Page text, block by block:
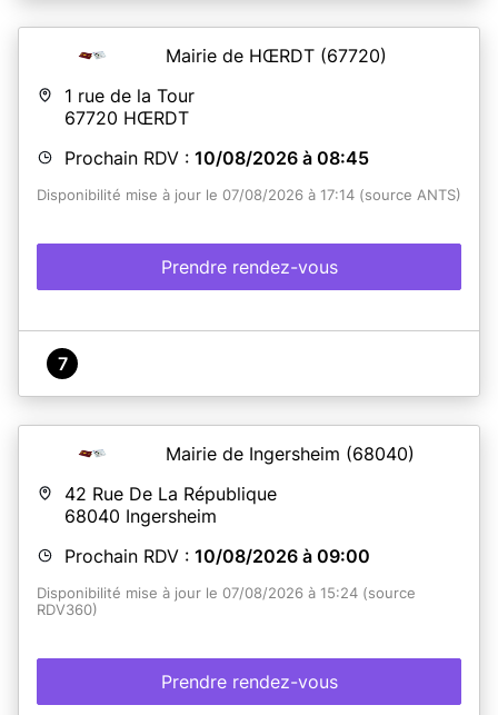
Mairie de HŒRDT (67720)
1 rue de la Tour
67720 HŒRDT
Prochain RDV : 10/08/2026 à 08:45
Disponibilité mise à jour le 07/08/2026 à 17:14 (source ANTS)
Prendre rendez-vous
7
Mairie de Ingersheim (68040)
42 Rue De La République
68040 Ingersheim
Prochain RDV : 10/08/2026 à 09:00
Disponibilité mise à jour le 07/08/2026 à 15:24 (source
RDV360)
Prendre rendez-vous